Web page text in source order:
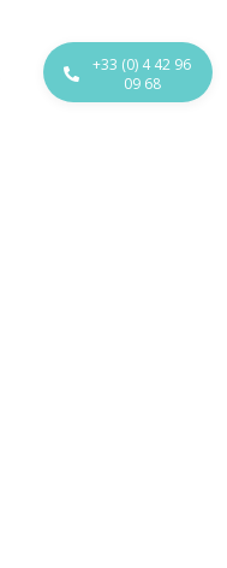
+33 (0) 4 42 96
09 68